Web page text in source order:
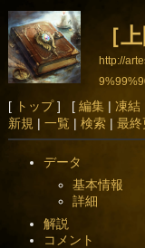
［
http://
[ トップ] [ 編集| 凍結
新規 | 一覧 | 検索| 最終
データ
基本情報
詳細
解説
コメント